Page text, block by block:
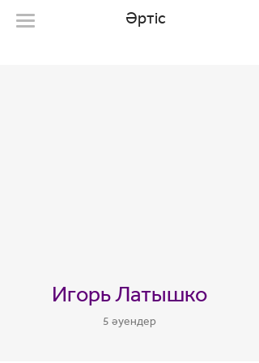
Әртіс
Игорь Латышко
5 әуендер